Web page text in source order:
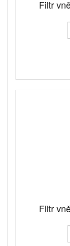
Filtr
Filtr